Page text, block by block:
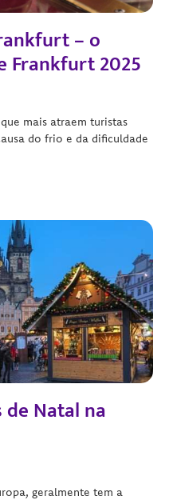
– o
Frankfurt 2025
mais atraem turistas
do frio e da dificuldade
Natal na
geralmente tem a